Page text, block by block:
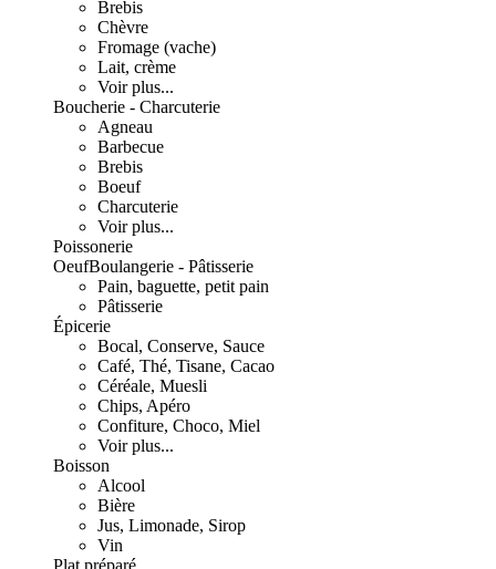
Brebis
Chèvre
Fromage (vache)
Lait, crème
Voir plus...
Boucherie - Charcuterie
Agneau
Barbecue
Brebis
Boeuf
Charcuterie
Voir plus...
Poissonerie
OeufBoulangerie - Pâtisserie
Pain, baguette, petit pain
Pâtisserie
Épicerie
Bocal, Conserve, Sauce
Café, Thé, Tisane, Cacao
Céréale, Muesli
Chips, Apéro
Confiture, Choco, Miel
Voir plus...
Boisson
Alcool
Bière
Jus, Limonade, Sirop
Vin
Plat préparé